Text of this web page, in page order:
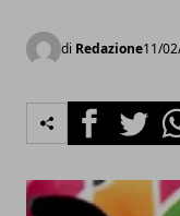
di Redazione11/
FacebookTwitter